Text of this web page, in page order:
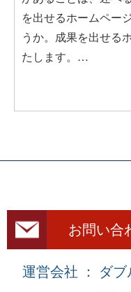
を出せるホームペー
うか。成果を出せる
たします。…
お問い合
運営会社 ： ダ